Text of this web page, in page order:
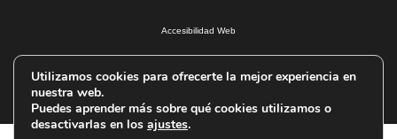
Accesibilidad Web
Mapa del Sitio
Utilizamos cookies para ofrecerte la mejor experiencia en
nuestra web.
Puedes aprender más sobre qué cookies utilizamos o
desactivarlas en los ajustes.